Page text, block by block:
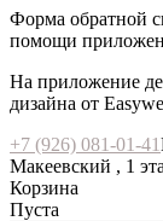
Форма обратной
помощи
На приложение
дизайна от
+7 (926) 081-01-41
Макеевский , 1
Корзина
Пуста